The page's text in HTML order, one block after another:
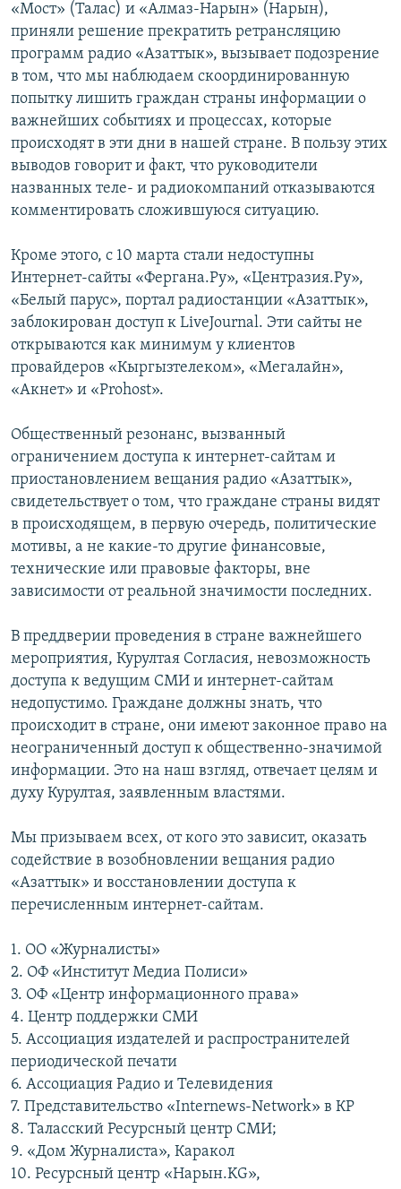
«Мост» (Талас) и «Алмаз-Нарын» (Нарын),
приняли решение прекратить ретрансляцию
программ радио «Азаттык», вызывает подозрение
в том, что мы наблюдаем скоординированную
попытку лишить граждан страны информации о
важнейших событиях и процессах, которые
происходят в эти дни в нашей стране. В пользу этих
выводов говорит и факт, что руководители
названных теле- и радиокомпаний отказываются
комментировать сложившуюся ситуацию.
Кроме этого, с 10 марта стали недоступны
Интернет-сайты «Фергана.Ру», «Центразия.Ру»,
«Белый парус», портал радиостанции «Азаттык»,
заблокирован доступ к LiveJournal. Эти сайты не
открываются как минимум у клиентов
провайдеров «Кыргызтелеком», «Мегалайн»,
«Акнет» и «Prohost».
Общественный резонанс, вызванный
ограничением доступа к интернет-сайтам и
приостановлением вещания радио «Азаттык»,
свидетельствует о том, что граждане страны видят
в происходящем, в первую очередь, политические
мотивы, а не какие-то другие финансовые,
технические или правовые факторы, вне
зависимости от реальной значимости последних.
В преддверии проведения в стране важнейшего
мероприятия, Курултая Согласия, невозможность
доступа к ведущим СМИ и интернет-сайтам
недопустимо. Граждане должны знать, что
происходит в стране, они имеют законное право на
неограниченный доступ к общественно-значимой
информации. Это на наш взгляд, отвечает целям и
духу Курултая, заявленным властями.
Мы призываем всех, от кого это зависит, оказать
содействие в возобновлении вещания радио
«Азаттык» и восстановлении доступа к
перечисленным интернет-сайтам.
1. ОО «Журналисты»
2. ОФ «Институт Медиа Полиси»
3. ОФ «Центр информационного права»
4. Центр поддержки СМИ
5. Ассоциация издателей и распространителей
периодической печати
6. Ассоциация Радио и Телевидения
7. Представительство «Internews-Network» в КР
8. Таласский Ресурсный центр СМИ;
9. «Дом Журналиста», Каракол
10. Ресурсный центр «Нарын.KG»,